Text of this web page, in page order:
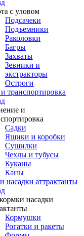
с уловом
Подсачеки
Подъемники
Раколовки
Багры
Захваты
Зевники и
экстракторы
Остроги
транспортировка
и
Садки
Ящики и коробки
Сушилки
Чехлы и тубусы
Куканы
Каны
насадки аттрактанты
насадки
Кормушки
Рогатки и ракеты